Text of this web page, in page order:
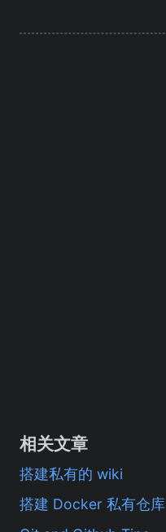
相关文章
搭建私有的 wiki
搭建 Docker 私有仓库